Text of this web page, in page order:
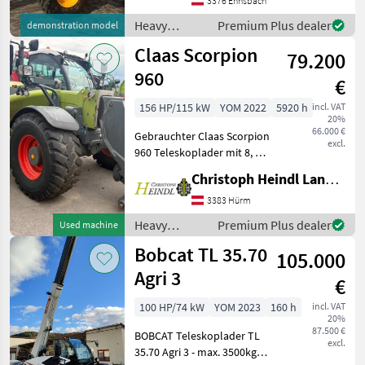
demonstration model
Kegelradgetriebe und
einem mechanischen Lastsc
Heavy
equipment/
construction
machines /
JCB
Premium Plus dealer
Used machine
Claas Scorpion
960
79.200
€
incl. VAT
20%
66.000 €
excl.
156 HP/115 kW YOM 2022
5920 h
Gebrauchter Claas Scorpion
960 Teleskoplader mit 8, 79
kg Hubkraft Frisch serviciert
- Top gewartet! - CLAAS
Werkzeugträger,
hydraulisch
Christoph Heindl Landtechnik GmbH, Inning
3383 Hürm
Heavy
equipment/
construction
machines /
Claas
Premium Plus dealer
Bobcat TL 35.70
Agri 3
105.000
€
incl. VAT
20%
87.500 €
excl.
100 HP/74 kW YOM 2023
160 h
BOBCAT Teleskoplader TL
35.70 Agri 3 - max. 3500kg